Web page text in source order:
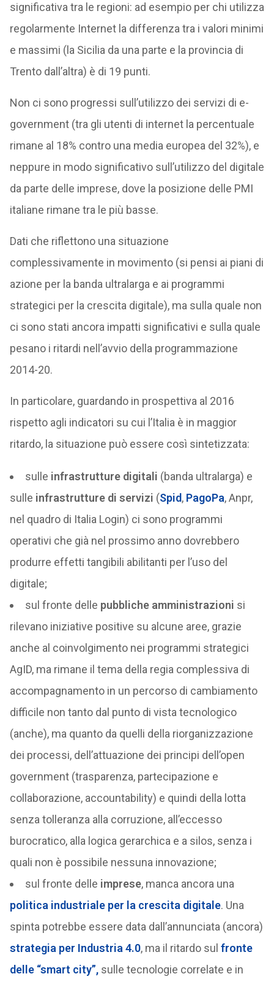
significativa tra le regioni: ad esempio per chi utilizza
regolarmente Internet la differenza tra i valori minimi
e massimi (la Sicilia da una parte e la provincia di
Trento dall’altra) è di 19 punti.
Non ci sono progressi sull’utilizzo dei servizi di e-
government (tra gli utenti di internet la percentuale
rimane al 18% contro una media europea del 32%), e
neppure in modo significativo sull’utilizzo del digitale
da parte delle imprese, dove la posizione delle PMI
italiane rimane tra le più basse.
Dati che riflettono una situazione
complessivamente in movimento (si pensi ai piani di
azione per la banda ultralarga e ai programmi
strategici per la crescita digitale), ma sulla quale non
ci sono stati ancora impatti significativi e sulla quale
pesano i ritardi nell’avvio della programmazione
2014-20.
In particolare, guardando in prospettiva al 2016
rispetto agli indicatori su cui l’Italia è in maggior
ritardo, la situazione può essere così sintetizzata:
sulle infrastrutture digitali (banda ultralarga) e
sulle infrastrutture di servizi (Spid, PagoPa, Anpr,
nel quadro di Italia Login) ci sono programmi
operativi che già nel prossimo anno dovrebbero
produrre effetti tangibili abilitanti per l’uso del
digitale;
sul fronte delle pubbliche amministrazioni si
rilevano iniziative positive su alcune aree, grazie
anche al coinvolgimento nei programmi strategici
AgID, ma rimane il tema della regia complessiva di
accompagnamento in un percorso di cambiamento
difficile non tanto dal punto di vista tecnologico
(anche), ma quanto da quelli della riorganizzazione
dei processi, dell’attuazione dei principi dell’open
government (trasparenza, partecipazione e
collaborazione, accountability) e quindi della lotta
senza tolleranza alla corruzione, all’eccesso
burocratico, alla logica gerarchica e a silos, senza i
quali non è possibile nessuna innovazione;
sul fronte delle imprese, manca ancora una
politica industriale per la crescita digitale. Una
spinta potrebbe essere data dall’annunciata (ancora)
strategia per Industria 4.0, ma il ritardo sul fronte
delle “smart city”,sulle tecnologie correlate e in